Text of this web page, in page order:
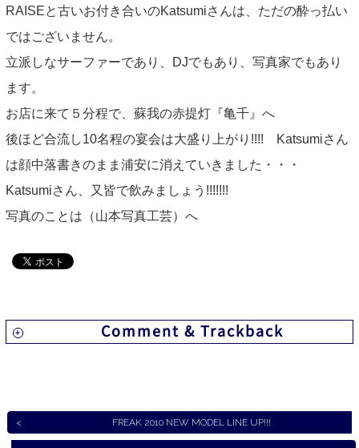
RAISEと古いお付き合いのKatsumiさんは、ただの酔っ払い
ではございません。
立派しなサーファーであり、DJでもあり、写真家でもあり
ます。
お店に来て５分程で、蘇我の赤提灯『亀千』へ
後ほど合流し10名程の宴会は大盛り上がり!!!! Katsumiさん
は顔中落書きのまま浦安に消えていきました・・・
Katsumiさん、又皆で飲みましょう!!!!!!!
写真のことは（山本写真工芸）へ
Comment & Trackback
FREAK 2010 NEW MODEL LINE UP!!!